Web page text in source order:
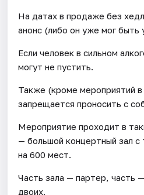
На датах в продаже без
анонс (либо он уже мог быть
Если человек в сильном
могут не пустить.
Также (кроме мероприятий в
запрещается проносить с
Мероприятие проходит в
— большой концертный зал с
на 600 мест.
Часть зала — партер, часть
двоих.